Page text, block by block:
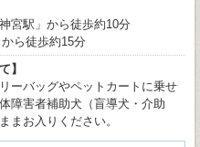
宮駅」から徒歩約10分
ら徒歩約15分
】
ーバッグやペットカートに乗せ
障害者補助犬（盲導犬・介助
まお入りください。